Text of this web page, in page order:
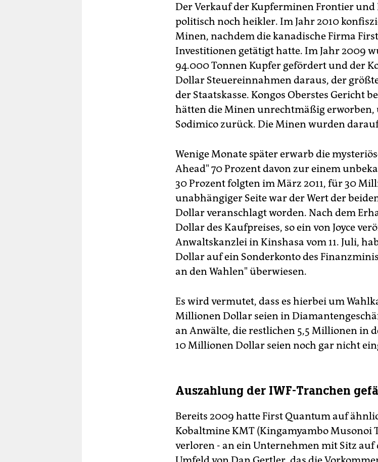
Der Verkauf der Kupferminen Frontier und
politisch noch heikler. Im Jahr 2010
Minen, nachdem die kanadische Firma
Investitionen getätigt hatte. Im Jahr 2009
94.000 Tonnen Kupfer gefördert und der
Dollar Steuereinnahmen daraus, der
der Staatskasse. Kongos Oberstes Gericht
hätten die Minen unrechtmäßig erworben,
Sodimico zurück. Die Minen wurden
Wenige Monate später erwarb die
Ahead" 70 Prozent davon zur einem
30 Prozent folgten im März 2011, für 30
unabhängiger Seite war der Wert der
Dollar veranschlagt worden. Nach dem
Dollar des Kaufpreises, so ein von Joyce
Anwaltskanzlei in Kinshasa vom 11. Juli,
Dollar auf ein Sonderkonto des
an den Wahlen" überwiesen.
Es wird vermutet, dass es hierbei um
Millionen Dollar seien in
an Anwälte, die restlichen 5,5 Millionen in
10 Millionen Dollar seien noch gar nicht
Auszahlung der IWF-Tranchen
Bereits 2009 hatte First Quantum auf
Kobaltmine KMT (Kingamyambo Musonoi
verloren - an ein Unternehmen mit Sitz